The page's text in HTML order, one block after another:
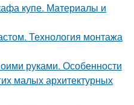
купе. Материалы и
Технология монтажа
руками. Особенности
малых архитектурных